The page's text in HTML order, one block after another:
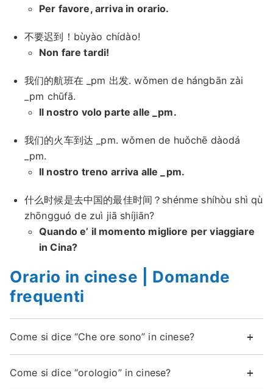
Per favore, arriva in orario.
不要迟到！bùyào chídào!
Non fare tardi!
我们的航班在 _pm 出发. wǒmen de hángbān zài
_pm chūfā.
Il nostro volo parte alle _pm.
我们的火车到达 _pm. wǒmen de huǒchē dàodá
_pm.
Il nostro treno arriva alle _pm.
什么时候是去中国的最佳时间？shénme shíhòu shì qù
zhōngguó de zuì jiā shíjiān?
Quando e’ il momento migliore per viaggiare
in Cina?
Orario in cinese | Domande
frequenti
Come si dice “Che ore sono” in cinese?
Come si dice “orologio” in cinese?